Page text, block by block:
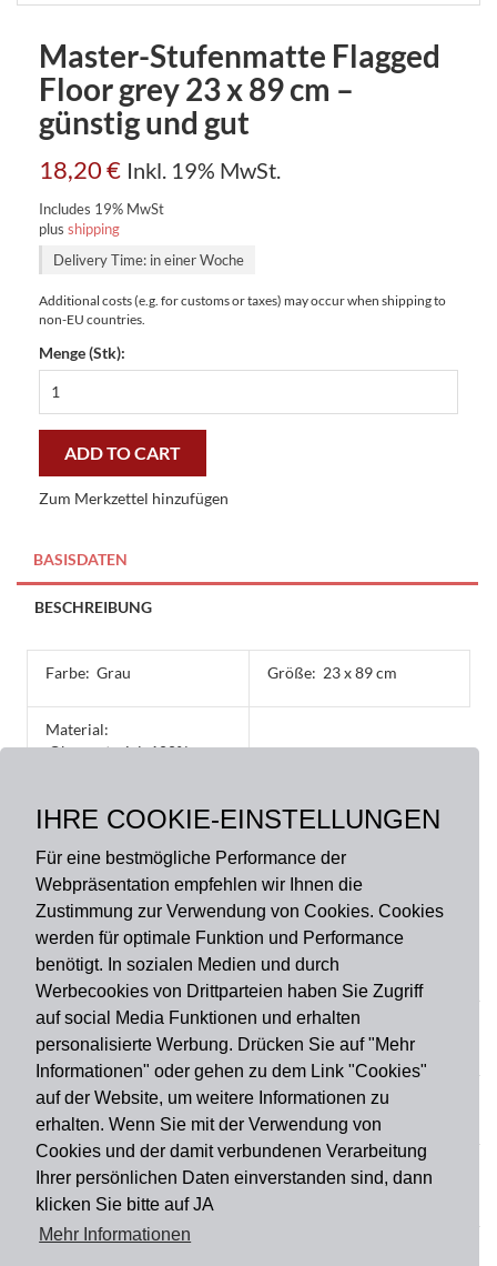
IHRE COOKIE-EINSTELLUNGEN
Für eine bestmögliche Performance der
Webpräsentation empfehlen wir Ihnen die
Zustimmung zur Verwendung von Cookies. Cookies
werden für optimale Funktion und Performance
benötigt. In sozialen Medien und durch
Werbecookies von Drittparteien haben Sie Zugriff
auf social Media Funktionen und erhalten
personalisierte Werbung. Drücken Sie auf "Mehr
Informationen" oder gehen zu dem Link "Cookies"
auf der Website, um weitere Informationen zu
erhalten. Wenn Sie mit der Verwendung von
Cookies und der damit verbundenen Verarbeitung
Ihrer persönlichen Daten einverstanden sind, dann
klicken Sie bitte auf JA
Mehr Informationen
Master-Stufenmatte Flagged
Floor grey 23 x 89 cm –
günstig und gut
18,20€ Inkl. 19% MwSt.
Includes 19% MwSt
plus shipping
Delivery Time: in einer Woche
Additional costs (e.g. for customs or taxes) may occur when shipping to
non-EU countries.
Menge (Stk):
Stufenmatte
Floor
23
cm
-
günstig
gut
quantity
ADD TO CART
Zum Merkzettel hinzufügen
BASISDATEN
BESCHREIBUNG
Farbe: Grau Größe: 23 x 89 cm
Material:
Obermaterial: 100%
rutschfest
Zahlungsart
Versandart
Du findest uns auch auf
Informationen
Impressum Widerruf